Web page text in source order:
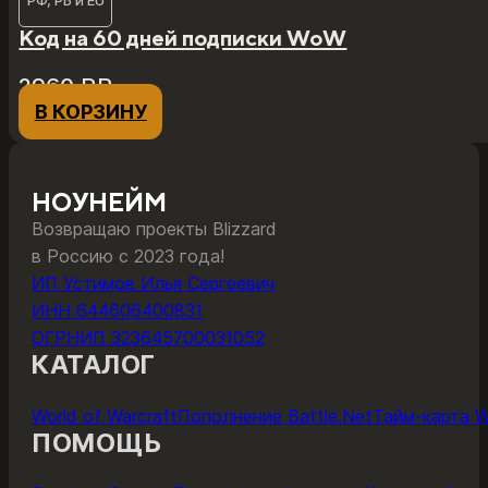
Код на 60 дней подписки WoW
2960₽₽
В КОРЗИНУ
НОУНЕЙМ
Возвращаю проекты Blizzard
в Россию с 2023 года!
ИП Устимов Илья Сергеевич
ИНН 644606400831
ОГРНИП 323645700031052
КАТАЛОГ
World of WarcraftПополнение Battle.NetТайм-карта
ПОМОЩЬ